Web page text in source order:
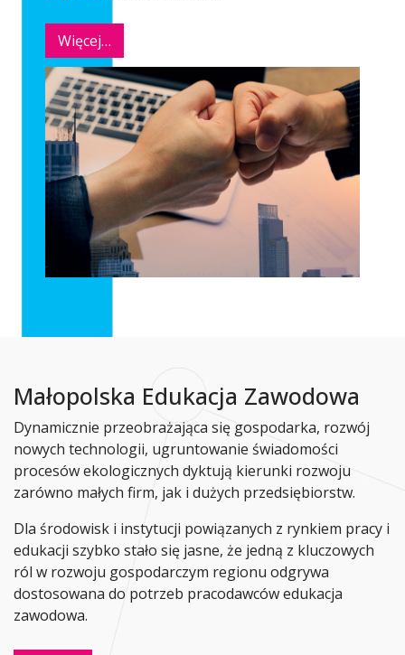
Więcej…
Małopolska Edukacja Zawodowa
Dynamicznie przeobrażająca się gospodarka, rozwój
nowych technologii, ugruntowanie świadomości
procesów ekologicznych dyktują kierunki rozwoju
zarówno małych firm, jak i dużych przedsiębiorstw.
Dla środowisk i instytucji powiązanych z rynkiem pracy i
edukacji szybko stało się jasne, że jedną z kluczowych
ról w rozwoju gospodarczym regionu odgrywa
dostosowana do potrzeb pracodawców edukacja
zawodowa.